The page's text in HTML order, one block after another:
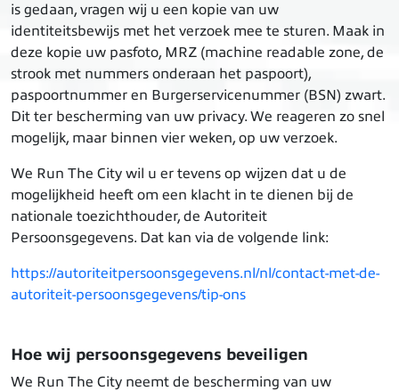
is gedaan, vragen wij u een kopie van uw
identiteitsbewijs met het verzoek mee te sturen. Maak in
deze kopie uw pasfoto, MRZ (machine readable zone, de
strook met nummers onderaan het paspoort),
paspoortnummer en Burgerservicenummer (BSN) zwart.
Dit ter bescherming van uw privacy. We reageren zo snel
mogelijk, maar binnen vier weken, op uw verzoek.
We Run The City wil u er tevens op wijzen dat u de
mogelijkheid heeft om een klacht in te dienen bij de
nationale toezichthouder, de Autoriteit
Persoonsgegevens. Dat kan via de volgende link:
https://autoriteitpersoonsgegevens.nl/nl/contact-met-de-
autoriteit-persoonsgegevens/tip-ons
Hoe wij persoonsgegevens beveiligen
We Run The City neemt de bescherming van uw